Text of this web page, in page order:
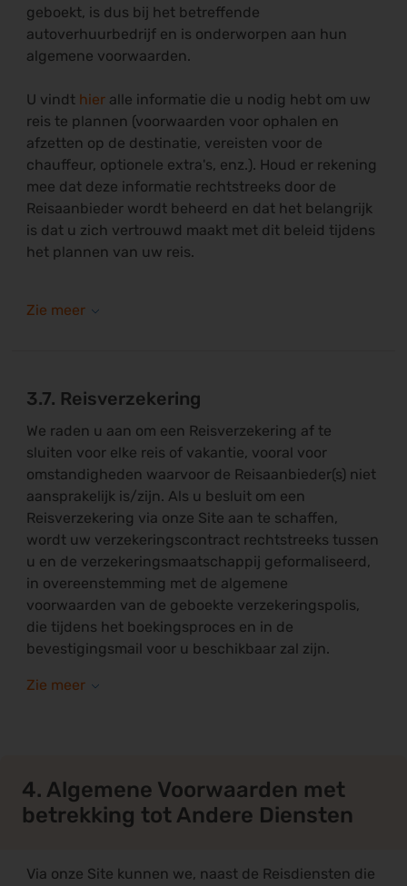
geboekt, is dus bij het betreffende
autoverhuurbedrijf en is onderworpen aan hun
algemene voorwaarden.
U vindt hier alle informatie die u nodig hebt om uw
reis te plannen (voorwaarden voor ophalen en
afzetten op de destinatie, vereisten voor de
chauffeur, optionele extra's, enz.). Houd er rekening
mee dat deze informatie rechtstreeks door de
Reisaanbieder wordt beheerd en dat het belangrijk
is dat u zich vertrouwd maakt met dit beleid tijdens
het plannen van uw reis.
3.7. Reisverzekering
We raden u aan om een Reisverzekering af te
sluiten voor elke reis of vakantie, vooral voor
omstandigheden waarvoor de Reisaanbieder(s) niet
aansprakelijk is/zijn. Als u besluit om een
Reisverzekering via onze Site aan te schaffen,
wordt uw verzekeringscontract rechtstreeks tussen
u en de verzekeringsmaatschappij geformaliseerd,
in overeenstemming met de algemene
voorwaarden van de geboekte verzekeringspolis,
die tijdens het boekingsproces en in de
bevestigingsmail voor u beschikbaar zal zijn.
4. Algemene Voorwaarden met
betrekking tot Andere Diensten
Via onze Site kunnen we, naast de Reisdiensten die